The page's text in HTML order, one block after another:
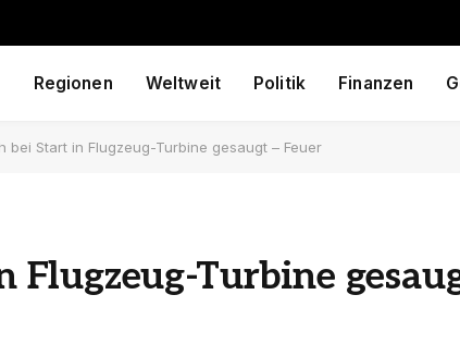
Regionen Weltweit Politik Finanzen
bei Start in Flugzeug-Turbine gesaugt – Feuer
Flugzeug-Turbine